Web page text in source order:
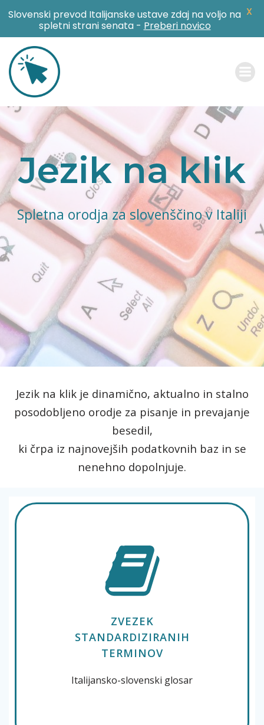
Jezik na klik
Spletna orodja za slovenščino v Italiji
Jezik na klik je dinamično, aktualno in stalno
posodobljeno orodje za pisanje in prevajanje
besedil,
ki črpa iz najnovejših podatkovnih baz in se
nenehno dopolnjuje.
ZVEZEK
STANDARDIZIRANIH
TERMINOV
Italijansko-slovenski glosar
Slovenski prevod Italijanske ustave zdaj na voljo na
spletni strani senata - Preberi novico
X